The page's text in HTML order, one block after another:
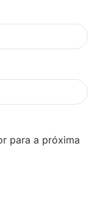
para a próxima